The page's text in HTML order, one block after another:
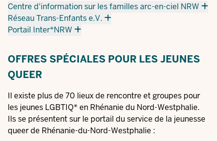
Centre d'information sur les familles arc-en-ciel NRW
Réseau Trans-Enfants e.V.
Portail Inter*NRW
OFFRES SPÉCIALES POUR LES JEUNES
QUEER
Il existe plus de 70 lieux de rencontre et groupes pour
les jeunes LGBTIQ* en Rhénanie du Nord-Westphalie.
Ils se présentent sur le portail du service de la jeunesse
queer de Rhénanie-du-Nord-Westphalie :